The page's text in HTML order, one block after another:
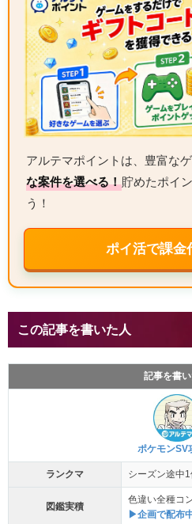
アルテマポイントは、豊富な
な案件を選べる！貯めたポイ
う！
ポイ活で課金
この記事を書いた人
記事を書
ポケモンSV
ランクマ シーズン途中1
図鑑実積
色違い全種コ
▶企画で配布